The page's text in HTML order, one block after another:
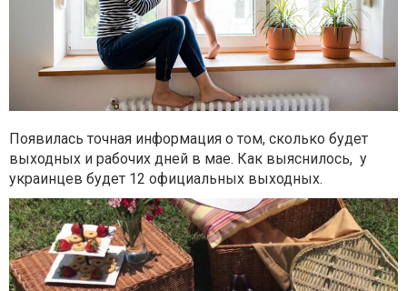
Появилась точная информация о том, сколько будет
выходных и рабочих дней в мае. Как выяснилось, у
украинцев будет 12 официальных выходных.